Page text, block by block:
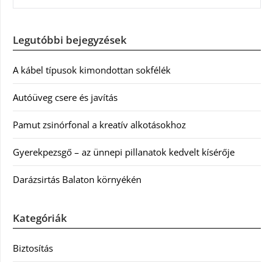
Legutóbbi bejegyzések
A kábel típusok kimondottan sokfélék
Autóüveg csere és javítás
Pamut zsinórfonal a kreatív alkotásokhoz
Gyerekpezsgő – az ünnepi pillanatok kedvelt kísérője
Darázsirtás Balaton környékén
Kategóriák
Biztosítás